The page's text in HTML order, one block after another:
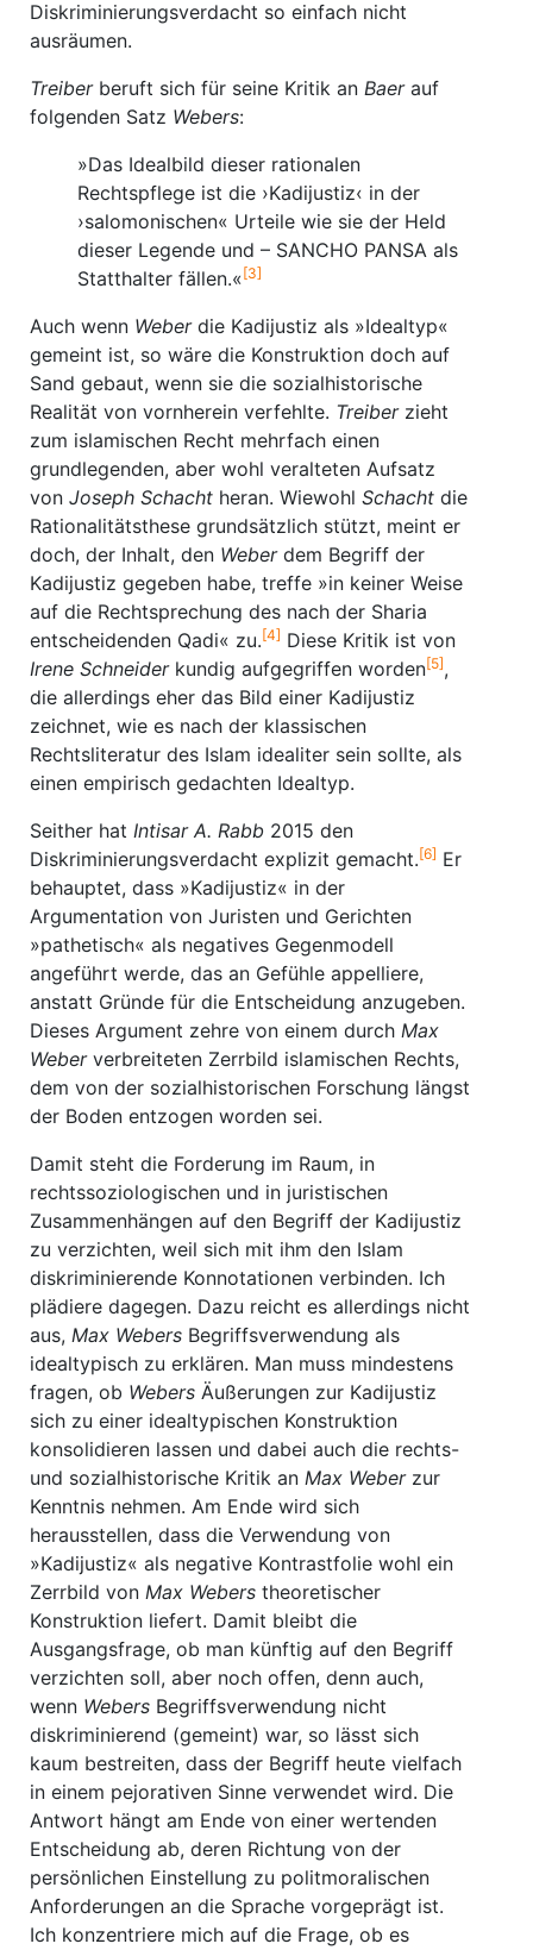
Diskriminierungsverdacht so einfach nicht
ausräumen.
Treiberberuft sich für seine Kritik an Baerauf
folgenden Satz Webers:
»Das Idealbild dieser rationalen
Rechtspflege ist die ›Kadijustiz‹ in der
›salomonischen« Urteile wie sie der Held
dieser Legende und – SANCHO PANSA als
Statthalter fällen.«[3]
Auch wenn Weberdie Kadijustiz als »Idealtyp«
gemeint ist, so wäre die Konstruktion doch auf
Sand gebaut, wenn sie die sozialhistorische
Realität von vornherein verfehlte. Treiberzieht
zum islamischen Recht mehrfach einen
grundlegenden, aber wohl veralteten Aufsatz
von Joseph Schacht heran. Wiewohl Schacht die
Rationalitätsthese grundsätzlich stützt, meint er
doch, der Inhalt, den Weberdem Begriff der
Kadijustiz gegeben habe, treffe »in keiner Weise
auf die Rechtsprechung des nach der Sharia
entscheidenden Qadi« zu.[4] Diese Kritik ist von
Irene Schneiderkundig aufgegriffen worden[5],
die allerdings eher das Bild einer Kadijustiz
zeichnet, wie es nach der klassischen
Rechtsliteratur des Islam idealiter sein sollte, als
einen empirisch gedachten Idealtyp.
Seither hat Intisar A. Rabb 2015 den
Diskriminierungsverdacht explizit gemacht.[6] Er
behauptet, dass »Kadijustiz« in der
Argumentation von Juristen und Gerichten
»pathetisch« als negatives Gegenmodell
angeführt werde, das an Gefühle appelliere,
anstatt Gründe für die Entscheidung anzugeben.
Dieses Argument zehre von einem durch Max
Weberverbreiteten Zerrbild islamischen Rechts,
dem von der sozialhistorischen Forschung längst
der Boden entzogen worden sei.
Damit steht die Forderung im Raum, in
rechtssoziologischen und in juristischen
Zusammenhängen auf den Begriff der Kadijustiz
zu verzichten, weil sich mit ihm den Islam
diskriminierende Konnotationen verbinden. Ich
plädiere dagegen. Dazu reicht es allerdings nicht
aus, Max Webers Begriffsverwendung als
idealtypisch zu erklären. Man muss mindestens
fragen, ob Webers Äußerungen zur Kadijustiz
sich zu einer idealtypischen Konstruktion
konsolidieren lassen und dabei auch die rechts-
und sozialhistorische Kritik an Max Weberzur
Kenntnis nehmen. Am Ende wird sich
herausstellen, dass die Verwendung von
»Kadijustiz« als negative Kontrastfolie wohl ein
Zerrbild von Max Webers theoretischer
Konstruktion liefert. Damit bleibt die
Ausgangsfrage, ob man künftig auf den Begriff
verzichten soll, aber noch offen, denn auch,
wenn Webers Begriffsverwendung nicht
diskriminierend (gemeint) war, so lässt sich
kaum bestreiten, dass der Begriff heute vielfach
in einem pejorativen Sinne verwendet wird. Die
Antwort hängt am Ende von einer wertenden
Entscheidung ab, deren Richtung von der
persönlichen Einstellung zu politmoralischen
Anforderungen an die Sprache vorgeprägt ist.
Ich konzentriere mich auf die Frage, ob es